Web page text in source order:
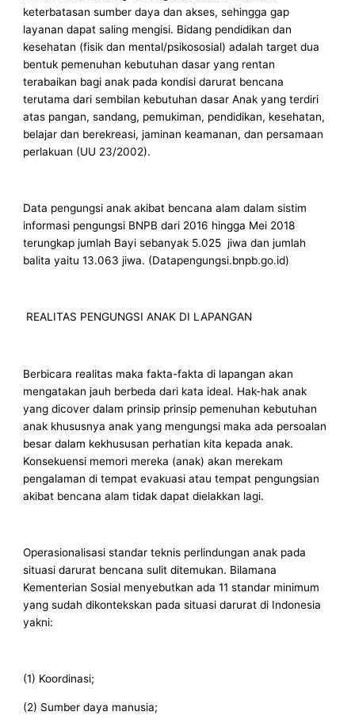
keterbatasan sumber daya dan akses, sehingga gap
layanan dapat saling mengisi. Bidang pendidikan dan
kesehatan (fisik dan mental/psikososial) adalah target dua
bentuk pemenuhan kebutuhan dasar yang rentan
terabaikan bagi anak pada kondisi darurat bencana
terutama dari sembilan kebutuhan dasar Anak yang terdiri
atas pangan, sandang, pemukiman, pendidikan, kesehatan,
belajar dan berekreasi, jaminan keamanan, dan persamaan
perlakuan (UU 23/2002).
Data pengungsi anak akibat bencana alam dalam sistim
informasi pengungsi BNPB dari 2016 hingga Mei 2018
terungkap jumlah Bayi sebanyak 5.025 jiwa dan jumlah
balita yaitu 13.063 jiwa. (Datapengungsi.bnpb.go.id)
REALITAS PENGUNGSI ANAK DI LAPANGAN
Berbicara realitas maka fakta-fakta di lapangan akan
mengatakan jauh berbeda dari kata ideal. Hak-hak anak
yang dicover dalam prinsip prinsip pemenuhan kebutuhan
anak khususnya anak yang mengungsi maka ada persoalan
besar dalam kekhususan perhatian kita kepada anak.
Konsekuensi memori mereka (anak) akan merekam
pengalaman di tempat evakuasi atau tempat pengungsian
akibat bencana alam tidak dapat dielakkan lagi.
Operasionalisasi standar teknis perlindungan anak pada
situasi darurat bencana sulit ditemukan. Bilamana
Kementerian Sosial menyebutkan ada 11 standar minimum
yang sudah dikontekskan pada situasi darurat di Indonesia
yakni:
(1) Koordinasi;
(2) Sumber daya manusia;